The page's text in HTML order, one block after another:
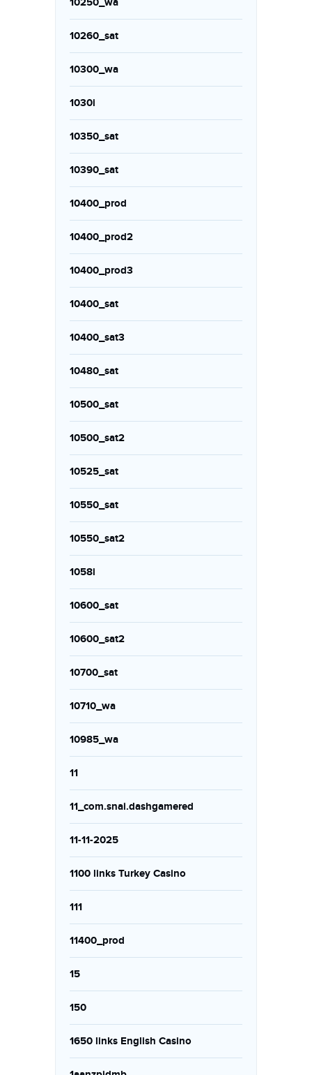
10260_sat
10300_wa
1030i
10350_sat
10390_sat
10400_prod
10400_prod2
10400_prod3
10400_sat
10400_sat3
10480_sat
10500_sat
10500_sat2
10525_sat
10550_sat
10550_sat2
1058i
10600_sat
10600_sat2
10700_sat
10710_wa
10985_wa
11
11_com.snai.dashgamered
11-11-2025
1100 links Turkey Casino
111
11400_prod
15
150
1650 links English Casino